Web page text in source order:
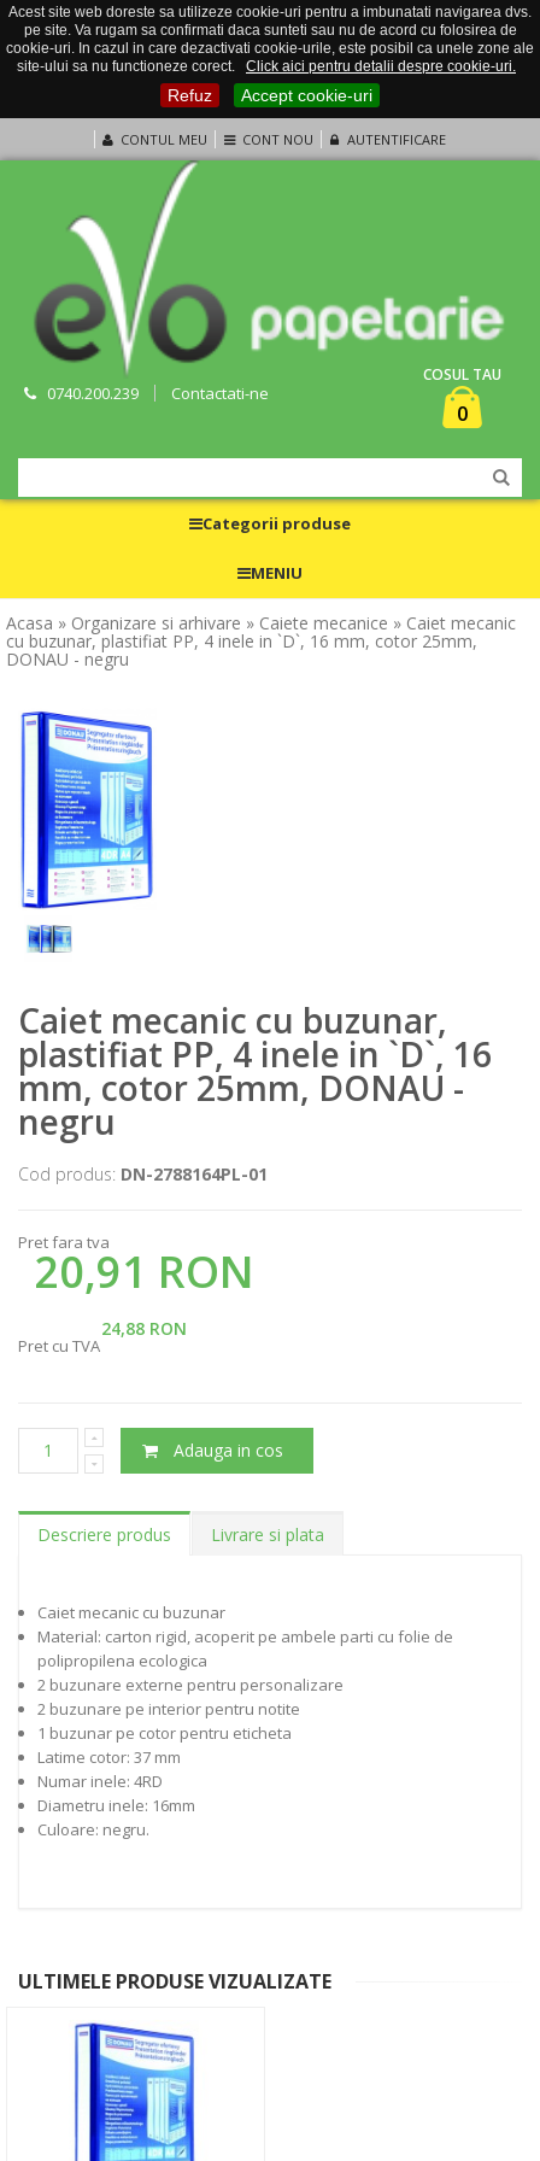
Acest site web doreste sa utilizeze cookie-uri pentru a imbunatati navigarea dvs.
pe site. Va rugam sa confirmati daca sunteti sau nu de acord cu folosirea de
cookie-uri. In cazul in care dezactivati cookie-urile, este posibil ca unele zone ale
site-ului sa nu functioneze corect.
Click aici pentru detalii despre cookie-uri.
Refuz Accept cookie-uri
CONTUL MEU CONT NOU AUTENTIFICARE
0740.200.239 Contactati-ne
COSUL TAU
0
Categorii produse
MENIU
Acasa » Organizare si arhivare » Caiete mecanice » Caiet mecanic
cu buzunar, plastifiat PP, 4 inele in `D`, 16 mm, cotor 25mm,
DONAU - negru
Caiet mecanic cu buzunar,
plastifiat PP, 4 inele in `D`, 16
mm, cotor 25mm, DONAU -
negru
Cod produs: DN-2788164PL-01
Pret fara tva
20,91 RON
24,88 RON
Pret cu TVA
Adauga in cos
Descriere produs Livrare si plata
Caiet mecanic cu buzunar
Material: carton rigid, acoperit pe ambele parti cu folie de
polipropilena ecologica
2 buzunare externe pentru personalizare
2 buzunare pe interior pentru notite
1 buzunar pe cotor pentru eticheta
Latime cotor: 37 mm
Numar inele: 4RD
Diametru inele: 16mm
Culoare: negru.
ULTIMELE PRODUSE VIZUALIZATE